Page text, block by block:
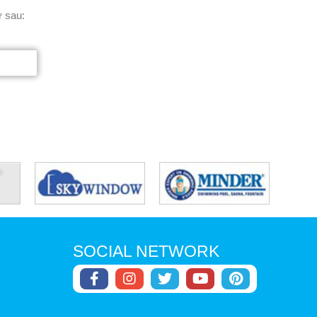
sau:
Liên hệ hotline: 0968115000
SOCIAL NETWORK